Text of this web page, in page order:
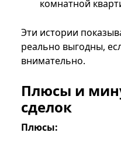
комнатной
Эти истории
реально выгодны,
внимательно.
Плюсы и
сделок
Плюсы: